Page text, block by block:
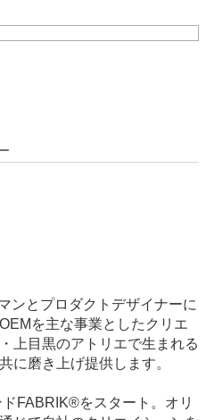
ンとプロダクトデザイナーに
を主な事業としたクリエ
上目黒のアトリエで生まれる
に磨き上げ提供します。
FABRIK®をスタート。オリ